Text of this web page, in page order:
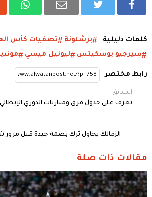
كلمات دليلية برشلونة
تصفيات كأس
سيرجيو بوسكيتس
ليونيل ميسي
رابط مختصر
السابق
تعرف على جدول فرق ومباريات الدوري
الزمالك يحاول ترك بصمة جيدة قبل مرور
مقالات ذات صلة